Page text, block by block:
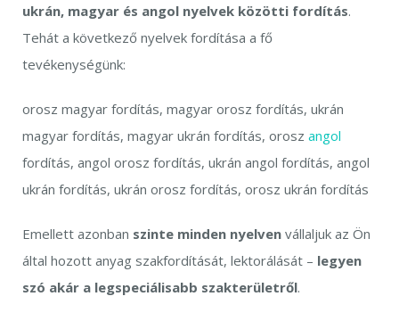
ukrán, magyar és angol nyelvek közötti fordítás.
Tehát a következő nyelvek fordítása a fő
tevékenységünk:
orosz magyar fordítás, magyar orosz fordítás, ukrán
magyar fordítás, magyar ukrán fordítás, oroszangol
fordítás, angol orosz fordítás, ukrán angol fordítás, angol
ukrán fordítás, ukrán orosz fordítás, orosz ukrán fordítás
Emellett azonban szinte minden nyelven vállaljuk az Ön
által hozott anyag szakfordítását, lektorálását – legyen
szó akár a legspeciálisabb szakterületről.